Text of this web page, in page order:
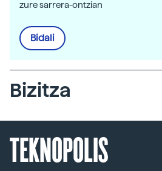
zure sarrera-ontzian
Bidali
Bizitza
TEKNOPOLIS